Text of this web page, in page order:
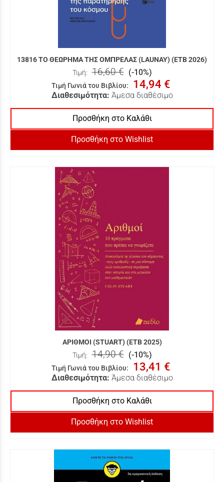
13816 ΤΟ ΘΕΩΡΗΜΑ ΤΗΣ ΟΜΠΡΕΛΑΣ (LAUNAY) (ΕΤΒ 2026)
Τιμή: 16,60 € (-10%)
Τιμή Γωνιά του Βιβλίου: 14,94 €
Διαθεσιμότητα: Άμεσα διαθέσιμο
Προσθήκη στο Καλάθι
Προσθήκη στο Wishlist
ΑΡΙΘΜΟΙ (STUART) (ΕΤΒ 2025)
Τιμή: 14,90 € (-10%)
Τιμή Γωνιά του Βιβλίου: 13,41 €
Διαθεσιμότητα: Άμεσα διαθέσιμο
Προσθήκη στο Καλάθι
Προσθήκη στο Wishlist